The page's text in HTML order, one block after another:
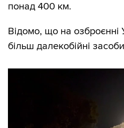
понад 400 км.
Відомо, що на озброєнні
більш далекобійні